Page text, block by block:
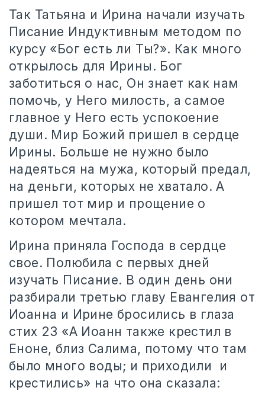
Так Татьяна и Ирина начали изучать
Писание Индуктивным методом по
курсу «Бог есть ли Ты?». Как много
открылось для Ирины. Бог
заботиться о нас, Он знает как нам
помочь, у Него милость, а самое
главное у Него есть успокоение
души. Мир Божий пришел в сердце
Ирины. Больше не нужно было
надеяться на мужа, который предал,
на деньги, которых не хватало. А
пришел тот мир и прощение о
котором мечтала.
Ирина приняла Господа в сердце
свое. Полюбила с первых дней
изучать Писание. В один день они
разбирали третью главу Евангелия от
Иоанна и Ирине бросились в глаза
стих 23 «А Иоанн также крестил в
Еноне, близ Салима, потому что там
было много воды; и приходили
и
крестились» на что она сказала: